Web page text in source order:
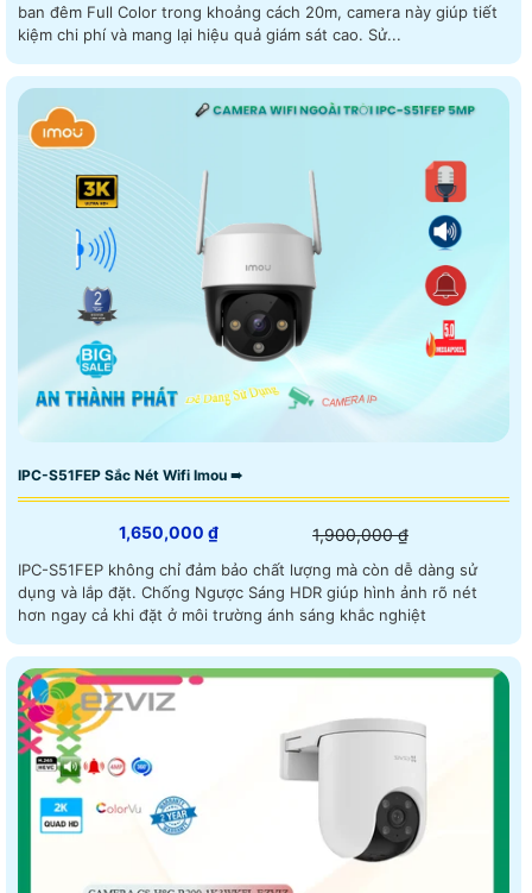
ban đêm Full Color trong khoảng cách 20m, camera này giúp tiết
kiệm chi phí và mang lại hiệu quả giám sát cao. Sử...
IPC-S51FEP Sắc Nét Wifi Imou ➠
1,650,000 ₫ 1,900,000 ₫
IPC-S51FEP không chỉ đảm bảo chất lượng mà còn dễ dàng sử
dụng và lắp đặt. Chống Ngược Sáng HDR giúp hình ảnh rõ nét
hơn ngay cả khi đặt ở môi trường ánh sáng khắc nghiệt